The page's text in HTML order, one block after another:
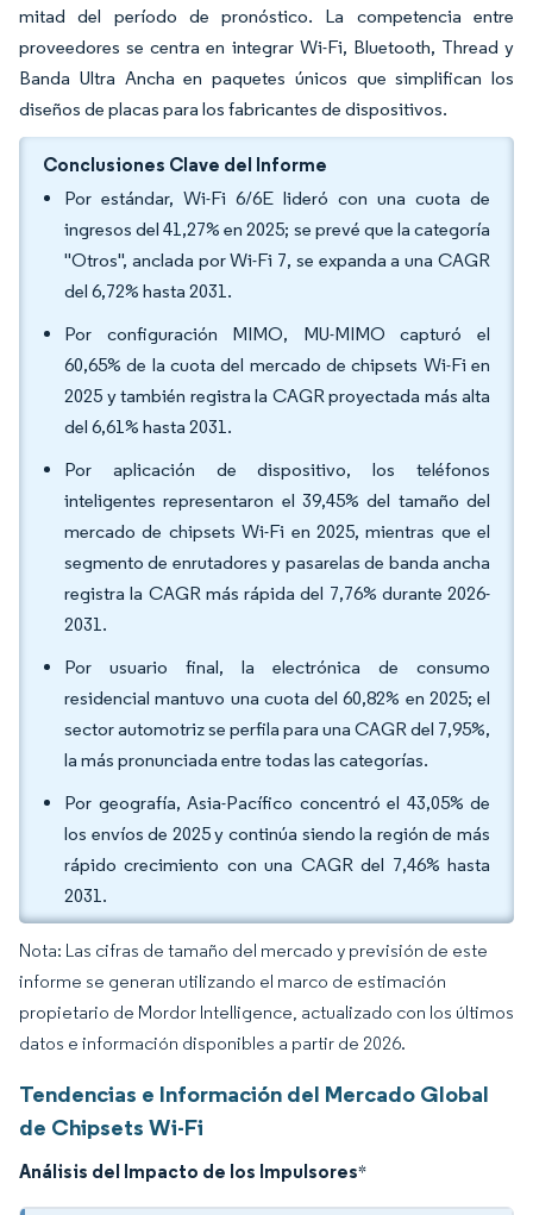
mitad del período de pronóstico. La competencia entre
proveedores se centra en integrar Wi-Fi, Bluetooth, Thread y
Banda Ultra Ancha en paquetes únicos que simplifican los
diseños de placas para los fabricantes de dispositivos.
Conclusiones Clave del Informe
Por estándar, Wi-Fi 6/6E lideró con una cuota de
ingresos del 41,27% en 2025; se prevé que la categoría
"Otros", anclada por Wi-Fi 7, se expanda a una CAGR
del 6,72% hasta 2031.
Por configuración MIMO, MU-MIMO capturó el
60,65% de la cuota del mercado de chipsets Wi-Fi en
2025 y también registra la CAGR proyectada más alta
del 6,61% hasta 2031.
Por aplicación de dispositivo, los teléfonos
inteligentes representaron el 39,45% del tamaño del
mercado de chipsets Wi-Fi en 2025, mientras que el
segmento de enrutadores y pasarelas de banda ancha
registra la CAGR más rápida del 7,76% durante 2026-
2031.
Por usuario final, la electrónica de consumo
residencial mantuvo una cuota del 60,82% en 2025; el
sector automotriz se perfila para una CAGR del 7,95%,
la más pronunciada entre todas las categorías.
Por geografía, Asia-Pacífico concentró el 43,05% de
los envíos de 2025 y continúa siendo la región de más
rápido crecimiento con una CAGR del 7,46% hasta
2031.
Nota: Las cifras de tamaño del mercado y previsión de este
informe se generan utilizando el marco de estimación
propietario de Mordor Intelligence, actualizado con los últimos
datos e información disponibles a partir de 2026.
Tendencias e Información del Mercado Global
de Chipsets Wi-Fi
Análisis del Impacto de los Impulsores*